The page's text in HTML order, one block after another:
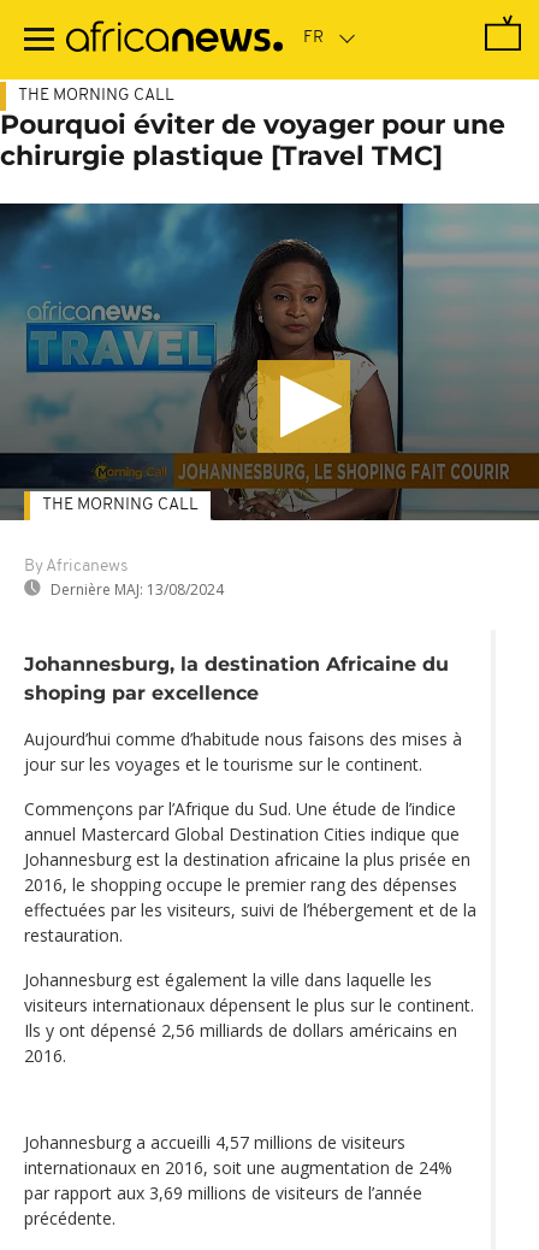
contenu
THE MORNING CALL
Pourquoi éviter de voyager pour une
chirurgie plastique [Travel TMC]
By Africanews
Dernière MAJ: 13/08/2024
THE MORNING CALL
Johannesburg, la destination Africaine du
shoping par excellence
Aujourd’hui comme d’habitude nous faisons des mises à
jour sur les voyages et le tourisme sur le continent.
Commençons par l’Afrique du Sud. Une étude de l’indice
annuel Mastercard Global Destination Cities indique que
Johannesburg est la destination africaine la plus prisée en
2016, le shopping occupe le premier rang des dépenses
effectuées par les visiteurs, suivi de l’hébergement et de la
restauration.
Johannesburg est également la ville dans laquelle les
visiteurs internationaux dépensent le plus sur le continent.
Ils y ont dépensé 2,56 milliards de dollars américains en
2016.
Johannesburg a accueilli 4,57 millions de visiteurs
internationaux en 2016, soit une augmentation de 24%
par rapport aux 3,69 millions de visiteurs de l’année
précédente.